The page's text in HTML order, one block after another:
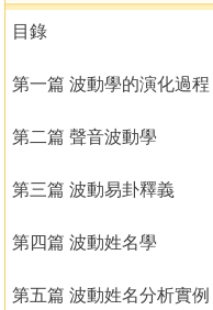
目錄
第一篇 波動學的演化過程
第二篇 聲音波動學
第三篇 波動易卦釋義
第四篇 波動姓名學
第五篇 波動姓名分析實例